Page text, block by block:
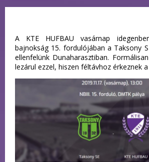
A KTE HUFBAU vasárnap
bajnokság 15. fordulójában a Taksony
ellenfelünk Dunaharasztiban.
lezárul ezzel, hiszen féltávhoz érkeznek